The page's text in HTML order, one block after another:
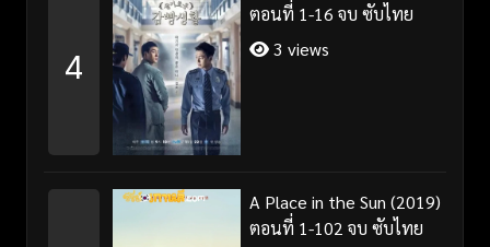
4
ตอนที่ 1-16 จบ ซับไทย
3 views
A Place in the Sun (2019)
ตอนที่ 1-102 จบ ซับไทย